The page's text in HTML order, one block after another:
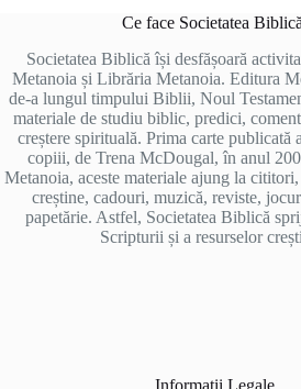
Ce face Societatea
Societatea Biblică își desfășoară
Metanoia și Librăria Metanoia. Editura
de-a lungul timpului Biblii, Noul
materiale de studiu biblic, predici,
creștere spirituală. Prima carte publicată
copiii, de Trena McDougal, în anul
Metanoia, aceste materiale ajung la
creștine, cadouri, muzică, reviste,
papetărie. Astfel, Societatea Biblică
Scripturii și a resurselor
Informații Legale